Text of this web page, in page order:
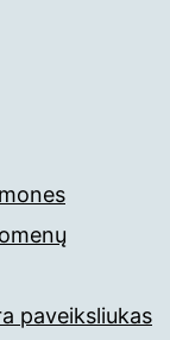
paveiksliukas